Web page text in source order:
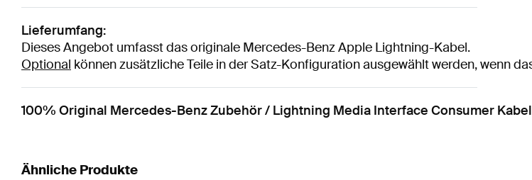
Lieferumfang:
Dieses Angebot umfasst das originale Mercedes-Benz Apple Lightning-Kabel.
Optional können zusätzliche Teile in der Satz-Konfiguration ausgewählt werden, wenn
100% Original Mercedes-Benz Zubehör / Lightning Media Interface Consumer Kabel
Ähnliche Produkte